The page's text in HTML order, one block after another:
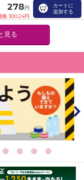
278円
格 300.24円
カートに
追加する
見る